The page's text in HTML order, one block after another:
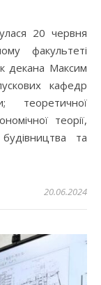
факультеті
декана Максим
кафедр
теоретичної
теорії,
та
20.06.2024